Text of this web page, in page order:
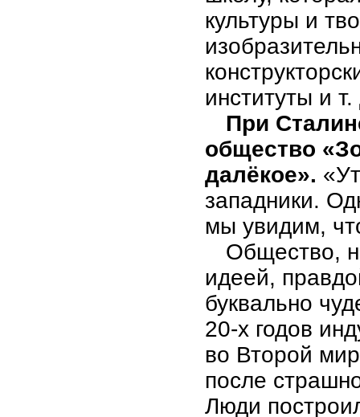
культуры и
институты и т.
При
общество
далёкое».
западники.
мы увидим,
Общество,
идеей,
буквально
20-х годов
во Второй
после
Люди